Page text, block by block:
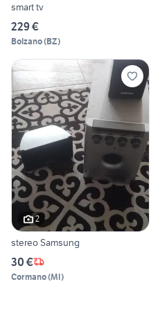
smart tv
229 €
Bolzano(BZ)
2
stereo Samsung
30 €
Cormano(MI)